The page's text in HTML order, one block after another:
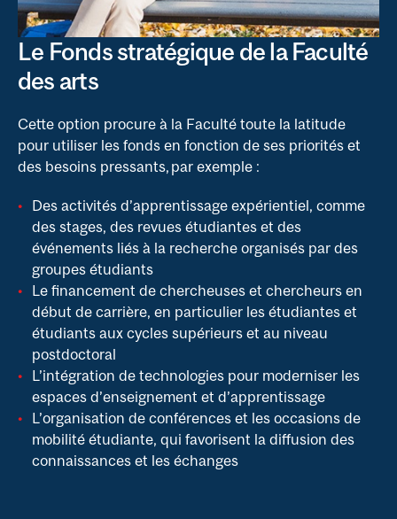
Le Fonds stratégique de la Faculté
des arts
Cette option procure à la Faculté toute la latitude
pour utiliser les fonds en fonction de ses priorités et
des besoins pressants, par exemple :
Des activités d’apprentissage expérientiel, comme
des stages, des revues étudiantes et des
événements liés à la recherche organisés par des
groupes étudiants
Le financement de chercheuses et chercheurs en
début de carrière, en particulier les étudiantes et
étudiants aux cycles supérieurs et au niveau
postdoctoral
L’intégration de technologies pour moderniser les
espaces d’enseignement et d’apprentissage
L’organisation de conférences et les occasions de
mobilité étudiante, qui favorisent la diffusion des
connaissances et les échanges